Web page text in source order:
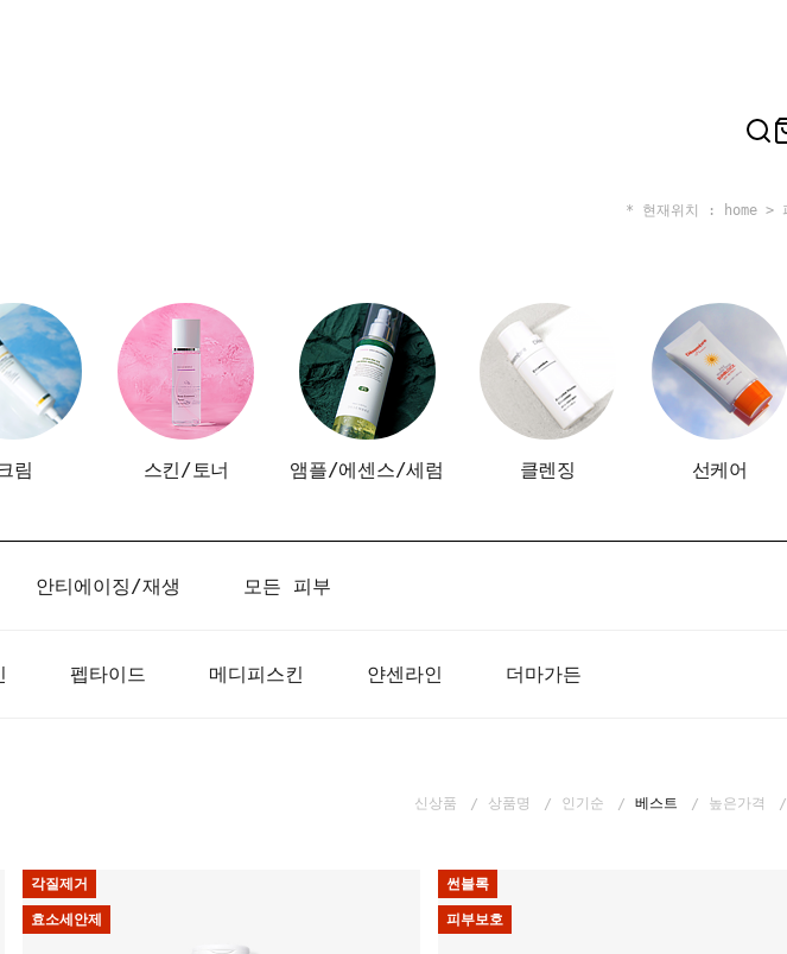
* 현재위치 : home >
림 스킨/토너 앰플/에센스/세럼 클렌징 선케어
안티에이징/재생 모든 피부
펩타이드 메디피스킨 얀센라인 더마가든
신상품 상품명 인기순 베스트 높은가격
각질제거
효소세안제
썬블록
피부보호